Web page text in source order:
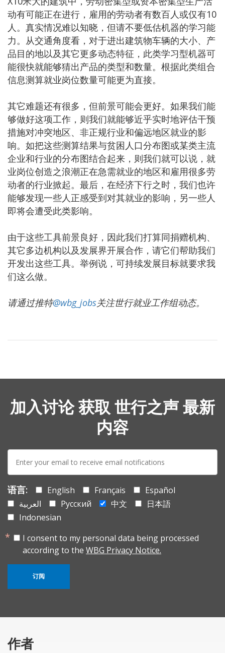
动有可能正在进行，雇用的劳动者有数百人或仅有10
人。真实情况难以知晓，但请不要低估机器的学习能
力。从交通角度看，对于进出建筑物车辆的大小、产
品目的地以及其它更多动态特征，此类学习型机器可
能很快就能够猜出产品的类型和数量。根据此类组合
信息测算就业岗位数量可能更为直接。
其它难题还有很多，但前景可能会更好。如果我们能
够做好这项工作，则我们就能够近乎实时地评估干预
措施对冲突地区、非正规行业和偏远地区就业的影
响。如把这些测算结果与贫困人口分布图或某类主流
企业和行业的分布图结合起来，则我们就可以说，就
业岗位创造之浪潮正在急需就业的地区和雇用很多劳
动者的行业掀起。最后，在经济下行之时，我们也许
能够发现一些人正感受到对其就业的影响，另一些人
即将会遭受此类影响。
由于这些工具前景良好，因此我们打算同捐赠机构、
其它多边机构以及发展界开展合作，请它们帮助我们
开发出这些工具。举例说，可持续发展目标就要求我
们这么做。
请通过推特@wbg_jobs关注世行就业工作组动态。
加入讨论 获取 世行之声 最新
内容
mail:
语言: English Français
Español
العربية
Русский 中文
日本語
Indonesian
I consent to my personal data being processed
according to the WBG Privacy Notice.
订阅
作者